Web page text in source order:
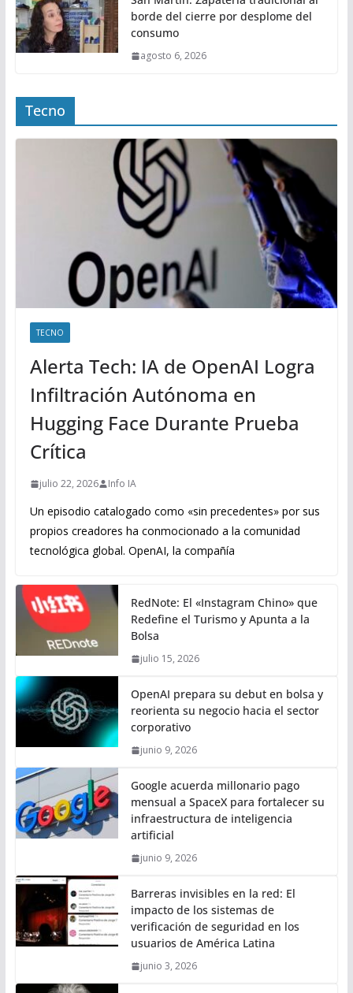
borde del cierre por desplome del
consumo
agosto 6, 2026
Tecno
TECNO
Alerta Tech: IA de OpenAI Logra
Infiltración Autónoma en
Hugging Face Durante Prueba
Crítica
julio 22, 2026 Info IA
Un episodio catalogado como «sin precedentes» por sus
propios creadores ha conmocionado a la comunidad
tecnológica global. OpenAI, la compañía
RedNote: El «Instagram Chino» que
Redefine el Turismo y Apunta a la
Bolsa
julio 15, 2026
OpenAI prepara su debut en bolsa y
reorienta su negocio hacia el sector
corporativo
junio 9, 2026
Google acuerda millonario pago
mensual a SpaceX para fortalecer su
infraestructura de inteligencia
artificial
junio 9, 2026
Barreras invisibles en la red: El
impacto de los sistemas de
verificación de seguridad en los
usuarios de América Latina
junio 3, 2026